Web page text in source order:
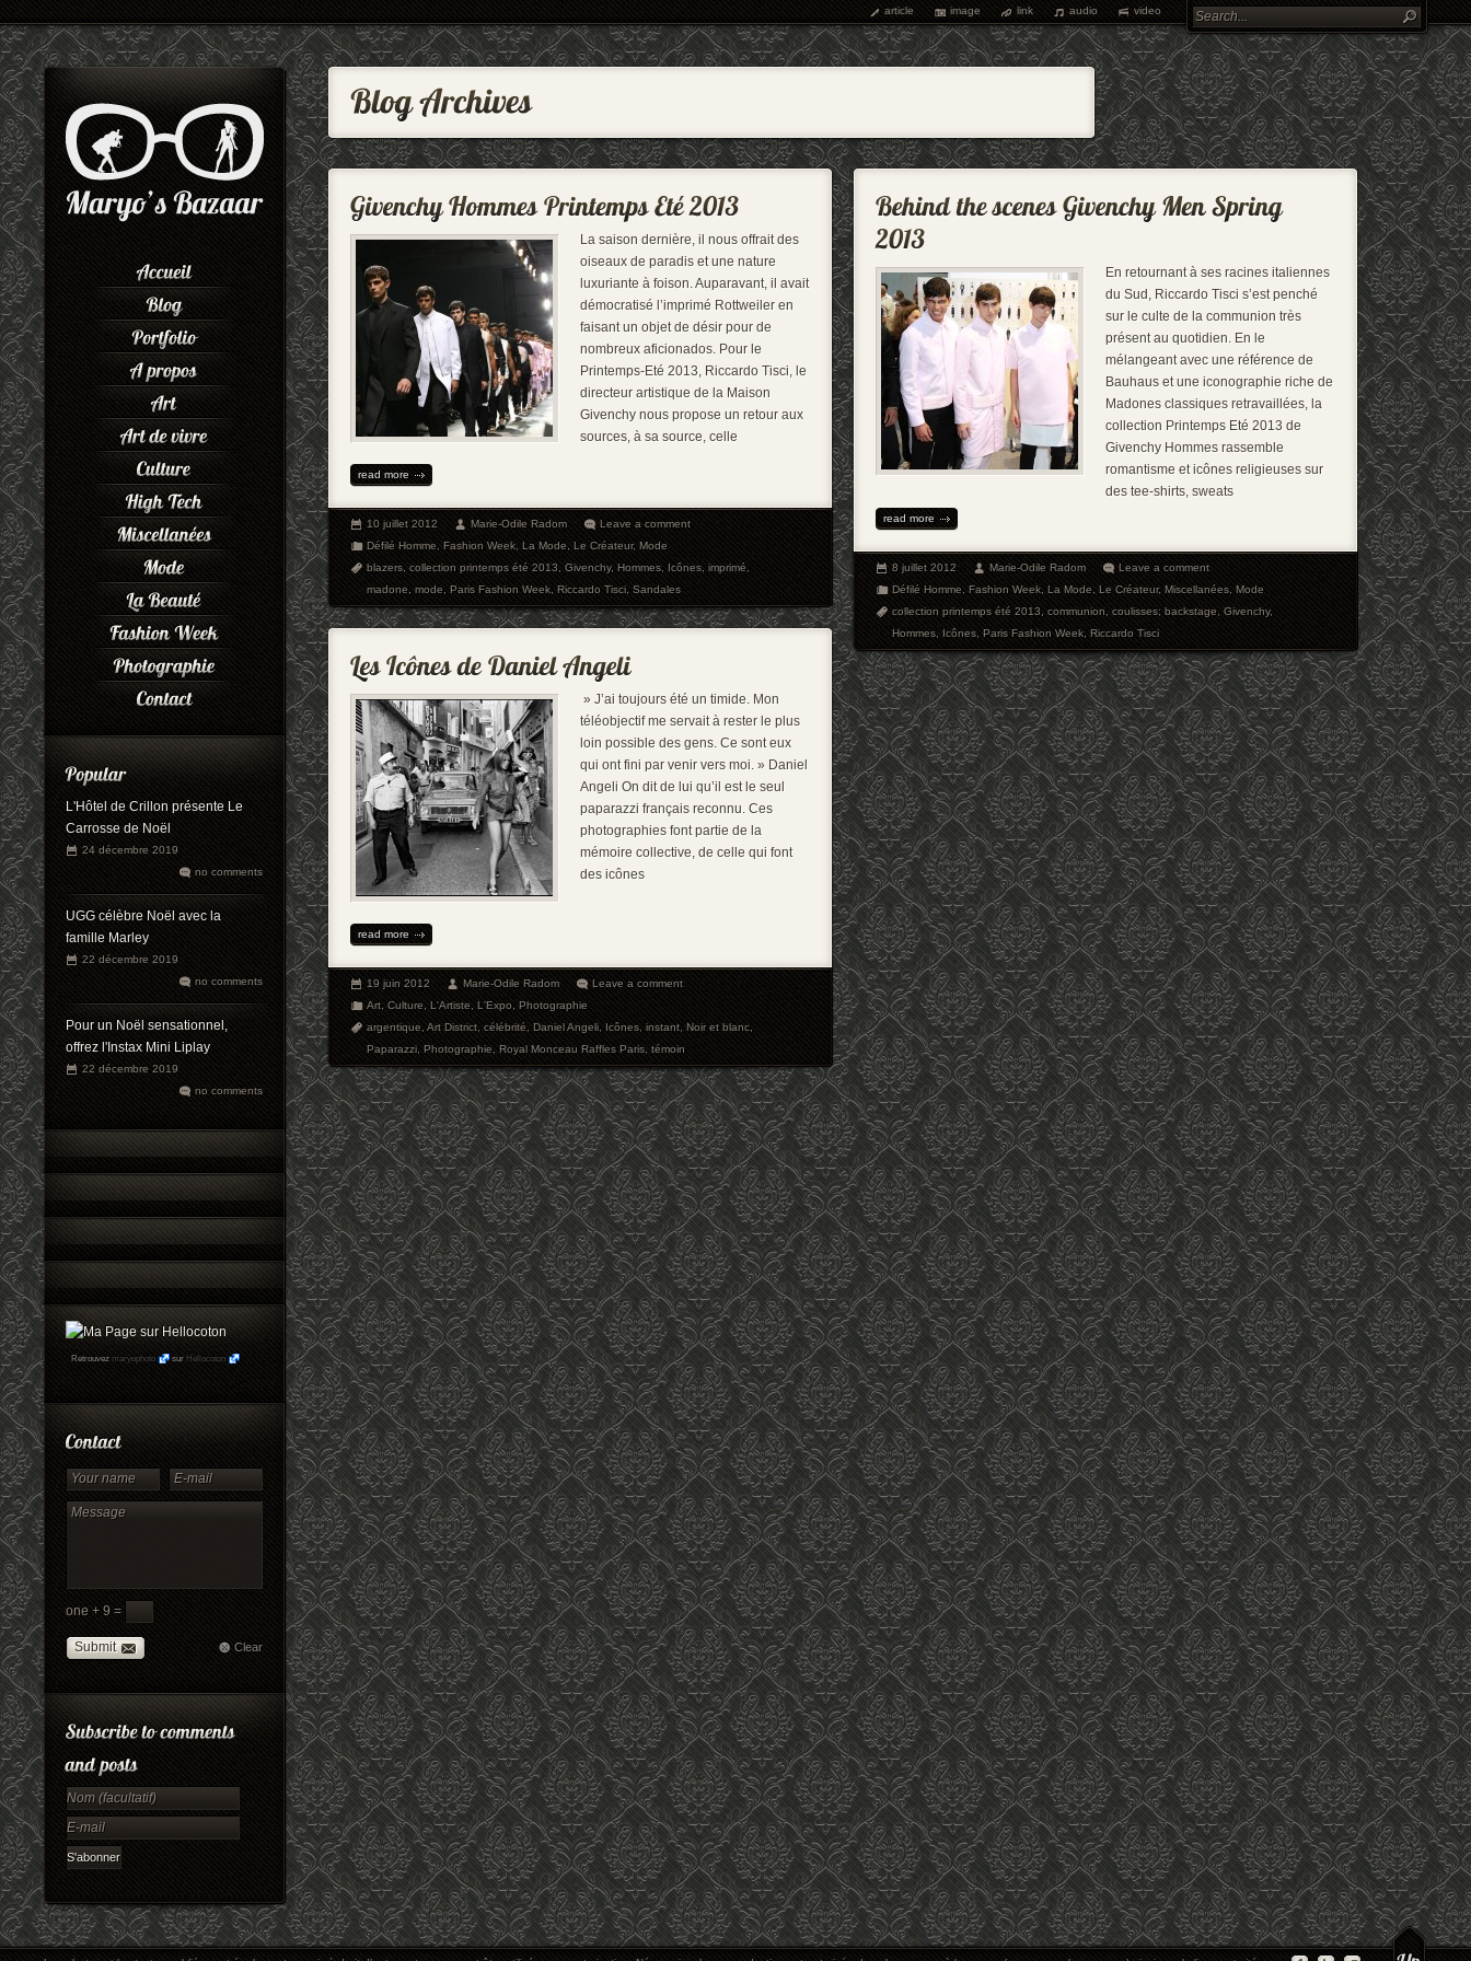
article image link audio video
L'Hôtel de Crillon présente Le
Carrosse de Noël
24 décembre 2019
no comments
UGG célèbre Noël avec la
famille Marley
22 décembre 2019
no comments
Pour un Noël sensationnel,
offrez l'Instax Mini Liplay
22 décembre 2019
no comments
Retrouvez maryophoto sur Hellocoton
one + 9 =
Submit Clear
La saison dernière, il nous offrait des
oiseaux de paradis et une nature
luxuriante à foison. Auparavant, il avait
démocratisé l’imprimé Rottweiler en
faisant un objet de désir pour de
nombreux aficionados. Pour le
Printemps-Eté 2013, Riccardo Tisci, le
directeur artistique de la Maison
Givenchy nous propose un retour aux
sources, à sa source, celle
read more
10 juillet 2012 Marie-Odile Radom
Leave a comment
Défilé Homme,Fashion Week,La Mode,Le Créateur,Mode
blazers,collection printemps été 2013,Givenchy,Hommes,Icônes,imprimé,
madone,mode,Paris Fashion Week,Riccardo Tisci,Sandales
En retournant à ses racines italiennes
du Sud, Riccardo Tisci s’est penché
sur le culte de la communion très
présent au quotidien. En le
mélangeant avec une référence de
Bauhaus et une iconographie riche de
Madones classiques retravaillées, la
collection Printemps Eté 2013 de
Givenchy Hommes rassemble
romantisme et icônes religieuses sur
des tee-shirts, sweats
read more
8 juillet 2012 Marie-Odile Radom
Leave a comment
Défilé Homme,Fashion Week,La Mode,Le Créateur,Miscellanées,Mode
collection printemps été 2013,communion,coulisses; backstage,Givenchy,
Hommes,Icônes,Paris Fashion Week,Riccardo Tisci
» J’ai toujours été un timide. Mon
téléobjectif me servait à rester le plus
loin possible des gens. Ce sont eux
qui ont fini par venir vers moi. » Daniel
Angeli On dit de lui qu’il est le seul
paparazzi français reconnu. Ces
photographies font partie de la
mémoire collective, de celle qui font
des icônes
read more
19 juin 2012 Marie-Odile Radom
Leave a comment
Art,Culture,L'Artiste,L'Expo,Photographie
argentique,Art District,célébrité,Daniel Angeli,Icônes,instant,Noir et blanc,
Paparazzi,Photographie,Royal Monceau Raffles Paris,témoin